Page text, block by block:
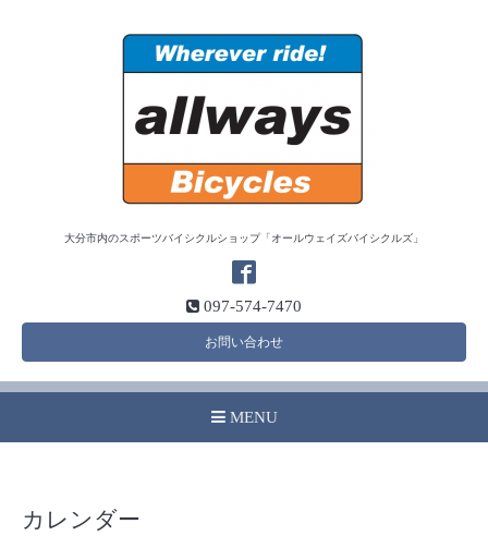
大分市内のスポーツバイシクルショップ「オールウェイズバイシクルズ」
097-574-7470
お問い合わせ
MENU
カレンダー